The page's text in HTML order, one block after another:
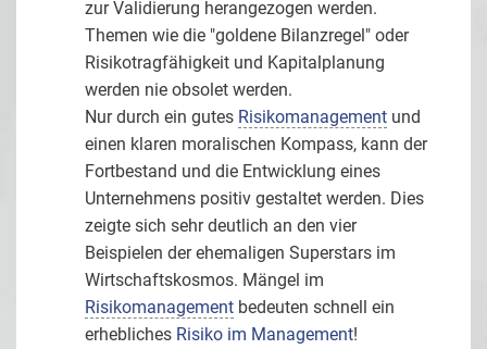
zur Validierung herangezogen werden.
Themen wie die "goldene Bilanzregel" oder
Risikotragfähigkeit und Kapitalplanung
werden nie obsolet werden.
Nur durch ein gutes Risikomanagement und
einen klaren moralischen Kompass, kann der
Fortbestand und die Entwicklung eines
Unternehmens positiv gestaltet werden. Dies
zeigte sich sehr deutlich an den vier
Beispielen der ehemaligen Superstars im
Wirtschaftskosmos. Mängel im
Risikomanagement bedeuten schnell ein
erhebliches Risiko im Management!